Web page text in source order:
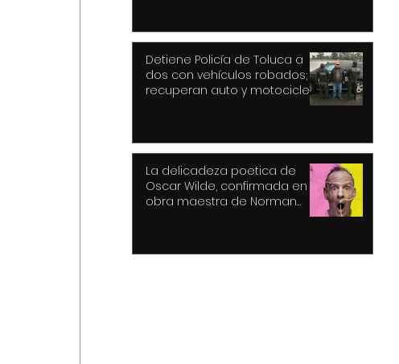
Detiene Policía de Toluca a
dos con vehículos robados;
recuperan auto y motocicleta
La delicadeza poetica de
Oscar Wilde, confirmada en la
obra maestra de Norman